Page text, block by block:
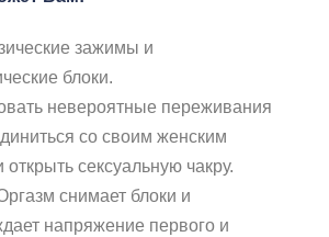
зажимы и
блоки.
невероятные переживания
со своим женским
сексуальную чакру.
снимает блоки и
напряжение первого и